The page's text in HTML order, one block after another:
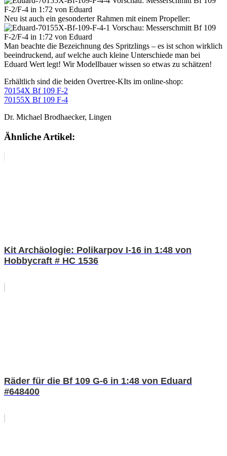
Neu ist auch ein gesonderter Rahmen mit einem Propeller:
Man beachte die Bezeichnung des Spritzlings – es ist schon wirklich
beeindruckend, auf welche auch kleine Unterschiede man bei
Eduard Wert legt! Wir Modellbauer wissen so etwas zu schätzen!
Erhältlich sind die beiden Overtree-KIts im online-shop:
70154X Bf 109 F-2
70155X Bf 109 F-4
Dr. Michael Brodhaecker, Lingen
Ähnliche Artikel:
Kit Archäologie: Polikarpov I-16 in 1:48 von
Hobbycraft # HC 1536
Räder für die Bf 109 G-6 in 1:48 von Eduard
#648400